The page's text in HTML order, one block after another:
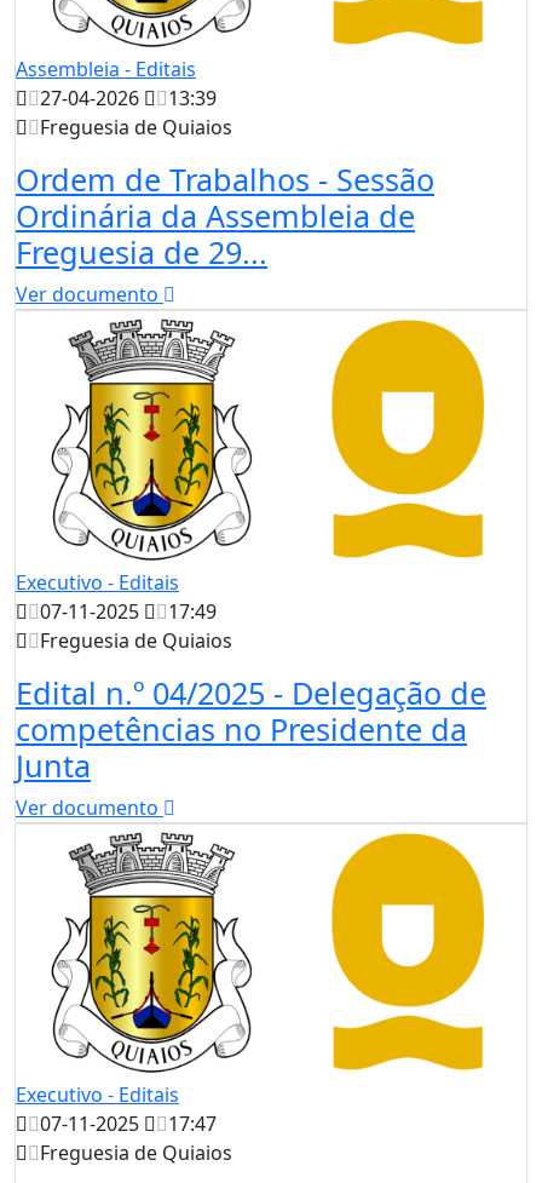
Assembleia - Editais
27-04-2026
13:39
Freguesia de Quiaios
Ordem de Trabalhos - Sessão
Ordinária da Assembleia de
Freguesia de 29...
Ver documento
Executivo - Editais
07-11-2025
17:49
Freguesia de Quiaios
Edital n.º 04/2025 - Delegação de
competências no Presidente da
Junta
Ver documento
Executivo - Editais
07-11-2025
17:47
Freguesia de Quiaios